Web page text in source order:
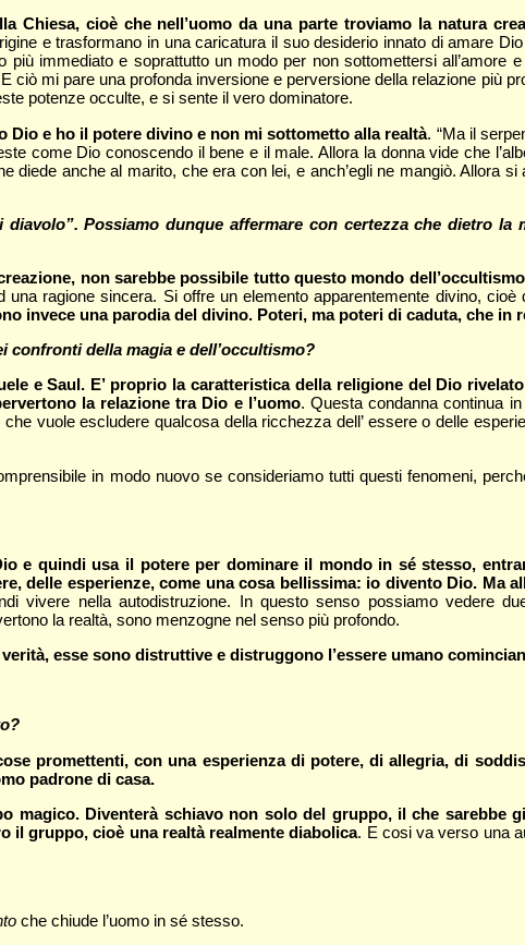
cioè che nell’uomo da una parte troviamo la natura
e trasformano in una caricatura il suo desiderio innato di amare
immediato e soprattutto un modo per non sottomettersi all’amore
mi pare una profonda inversione e perversione della relazione più
potenze occulte, e si sente il vero dominatore.
Dio e ho il potere divino e non mi sottometto alla realtà. “Ma il
come Dio conoscendo il bene e il male. Allora la donna vide che
diede anche al marito, che era con lei, e anch’egli ne mangiò. Allora
Possiamo dunque affermare con certezza che dietro la
non sarebbe possibile tutto questo mondo
ragione sincera. Si offre un elemento apparentemente divino,
invece una parodia del divino. Poteri, ma poteri di caduta, che in
confronti della magia e dell’occultismo?
e Saul. E’ proprio la caratteristica della religione del Dio
la relazione tra Dio e l’uomo. Questa condanna continua
vuole escludere qualcosa della ricchezza dell’ essere o delle
in modo nuovo se consideriamo tutti questi fenomeni,
e quindi usa il potere per dominare il mondo in sé stesso,
delle esperienze, come una cosa bellissima: io divento Dio. Ma
vivere nella autodistruzione. In questo senso possiamo vedere
la realtà, sono menzogne nel senso più profondo.
esse sono distruttive e distruggono l’essere umano
promettenti, con una esperienza di potere, di allegria, di
padrone di casa.
magico. Diventerà schiavo non solo del gruppo, il che sarebbe
il gruppo, cioè una realtà realmente diabolica. E cosi va verso una
che chiude l’uomo in sé stesso.